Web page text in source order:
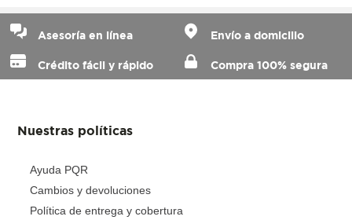
Asesoría en línea Envío a domicilio
Crédito fácil y rápido Compra 100% segura
Nuestras políticas
Ayuda PQR
Cambios y devoluciones
Política de entrega y cobertura